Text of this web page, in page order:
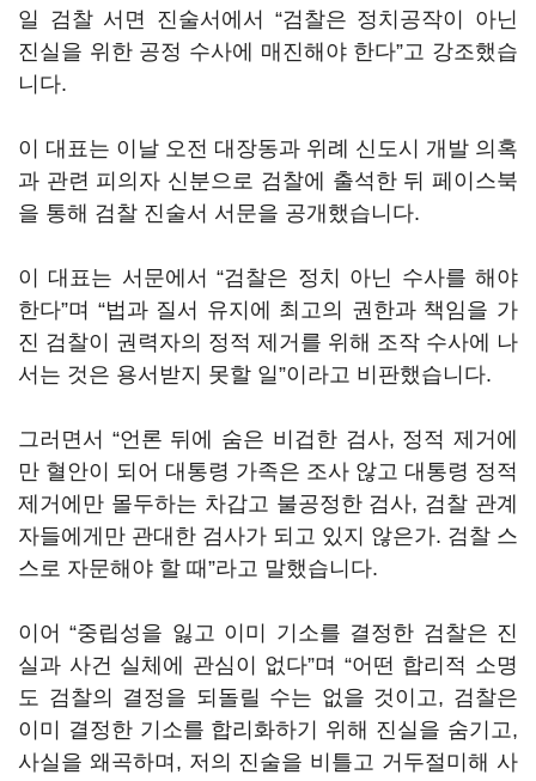
일 검찰 서면 진술서에서 “검찰은 정치공작이 아닌
진실을 위한 공정 수사에 매진해야 한다”고 강조했습
니다.
이 대표는 이날 오전 대장동과 위례 신도시 개발 의혹
과 관련 피의자 신분으로 검찰에 출석한 뒤 페이스북
을 통해 검찰 진술서 서문을 공개했습니다.
이 대표는 서문에서 “검찰은 정치 아닌 수사를 해야
한다”며 “법과 질서 유지에 최고의 권한과 책임을 가
진 검찰이 권력자의 정적 제거를 위해 조작 수사에 나
서는 것은 용서받지 못할 일”이라고 비판했습니다.
그러면서 “언론 뒤에 숨은 비겁한 검사, 정적 제거에
만 혈안이 되어 대통령 가족은 조사 않고 대통령 정적
제거에만 몰두하는 차갑고 불공정한 검사, 검찰 관계
자들에게만 관대한 검사가 되고 있지 않은가. 검찰 스
스로 자문해야 할 때”라고 말했습니다.
이어 “중립성을 잃고 이미 기소를 결정한 검찰은 진
실과 사건 실체에 관심이 없다”며 “어떤 합리적 소명
도 검찰의 결정을 되돌릴 수는 없을 것이고, 검찰은
이미 결정한 기소를 합리화하기 위해 진실을 숨기고,
사실을 왜곡하며, 저의 진술을 비틀고 거두절미해 사